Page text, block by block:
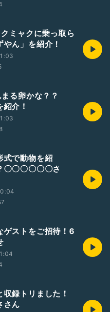
ミャクに乗っ取ら
ん」を紹介！
る卵かな？？
紹介！
式で動物を紹
〇〇〇〇〇〇さ
ゲストをご招待！6
収録トリました！
さん